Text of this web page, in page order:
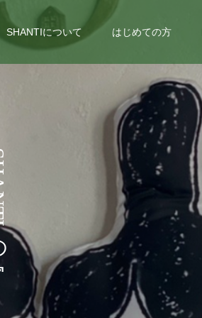
SHANTIについて はじめての方